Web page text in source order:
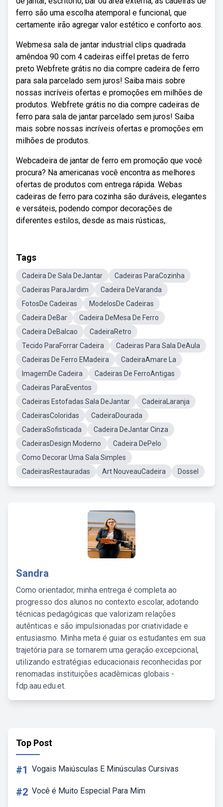
ferro são uma escolha atemporal e funcional, que
certamente irão agregar valor estético e conforto aos.
Webmesa sala de jantar industrial clips quadrada
amêndoa 90 com 4 cadeiras eiffel pretas de ferro
preto Webfrete grátis no dia compre cadeira de ferro
para sala parcelado sem juros! Saiba mais sobre
nossas incríveis ofertas e promoções em milhões de
produtos. Webfrete grátis no dia compre cadeiras de
ferro para sala de jantar parcelado sem juros! Saiba
mais sobre nossas incríveis ofertas e promoções em
milhões de produtos.
Webcadeira de jantar de ferro em promoção que você
procura? Na americanas você encontra as melhores
ofertas de produtos com entrega rápida. Webas
cadeiras de ferro para cozinha são duráveis, elegantes
e versáteis, podendo compor decorações de
diferentes estilos, desde as mais rústicas,.
Tags
Cadeira De Sala DeJantar
Cadeiras ParaCozinha
Cadeiras ParaJardim
Cadeira DeVaranda
FotosDe Cadeiras
ModelosDe Cadeiras
Cadeira DeBar
Cadeira DeMesa De Ferro
Cadeira DeBalcao
CadeiraRetro
Tecido ParaForrar Cadeira
Cadeiras Para Sala DeAula
Cadeiras De Ferro EMadeira
CadeiraAmare La
ImagemDe Cadeira
Cadeiras De FerroAntigas
Cadeiras ParaEventos
Cadeiras Estofadas Sala DeJantar
CadeiraLaranja
CadeirasColoridas
CadeiraDourada
CadeiraSofisticada
Cadeira DeJantar Cinza
CadeirasDesign Moderno
Cadeira DePelo
Como Decorar Uma Sala Simples
CadeirasRestauradas
Art NouveauCadeira Dossel
Sandra
Como orientador, minha entrega é completa ao
progresso dos alunos no contexto escolar, adotando
técnicas pedagógicas que valorizam relações
autênticas e são impulsionadas por criatividade e
entusiasmo. Minha meta é guiar os estudantes em sua
trajetória para se tornarem uma geração excepcional,
utilizando estratégias educacionais reconhecidas por
renomadas instituições acadêmicas globais -
fdp.aau.edu.et.
Top Post
#1 Vogais Maiúsculas E Minúsculas Cursivas
#2 Você é Muito Especial Para Mim